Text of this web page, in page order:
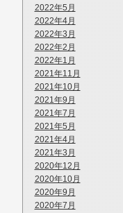
2022年5月
2022年4月
2022年3月
2022年2月
2022年1月
2021年11月
2021年10月
2021年9月
2021年7月
2021年5月
2021年4月
2021年3月
2020年12月
2020年10月
2020年9月
2020年7月